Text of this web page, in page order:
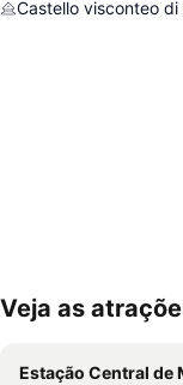
Castello visconteo di
Ampliar mapa
Veja as
Estação Central de